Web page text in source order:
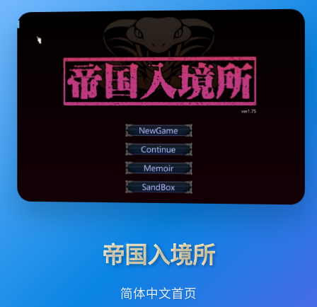
帝国入境所
简体中文首页